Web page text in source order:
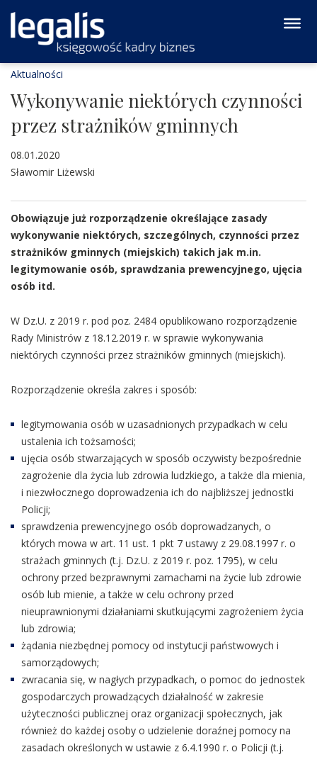
Aktualności
Wykonywanie niektórych czynności
przez strażników gminnych
08.01.2020
Sławomir Liżewski
Obowiązuje już rozporządzenie określające zasady
wykonywanie niektórych, szczególnych, czynności przez
strażników gminnych (miejskich) takich jak m.in.
legitymowanie osób, sprawdzania prewencyjnego, ujęcia
osób itd.
W Dz.U. z 2019 r. pod poz. 2484 opublikowano rozporządzenie
Rady Ministrów z 18.12.2019 r. w sprawie wykonywania
niektórych czynności przez strażników gminnych (miejskich).
Rozporządzenie określa zakres i sposób:
legitymowania osób w uzasadnionych przypadkach w celu
ustalenia ich tożsamości;
ujęcia osób stwarzających w sposób oczywisty bezpośrednie
zagrożenie dla życia lub zdrowia ludzkiego, a także dla mienia,
i niezwłocznego doprowadzenia ich do najbliższej jednostki
Policji;
sprawdzenia prewencyjnego osób doprowadzanych, o
których mowa w art. 11 ust. 1 pkt 7 ustawy z 29.08.1997 r. o
strażach gminnych (t.j. Dz.U. z 2019 r. poz. 1795), w celu
ochrony przed bezprawnymi zamachami na życie lub zdrowie
osób lub mienie, a także w celu ochrony przed
nieuprawnionymi działaniami skutkującymi zagrożeniem życia
lub zdrowia;
żądania niezbędnej pomocy od instytucji państwowych i
samorządowych;
zwracania się, w nagłych przypadkach, o pomoc do jednostek
gospodarczych prowadzących działalność w zakresie
użyteczności publicznej oraz organizacji społecznych, jak
również do każdej osoby o udzielenie doraźnej pomocy na
zasadach określonych w ustawie z 6.4.1990 r. o Policji (t.j.